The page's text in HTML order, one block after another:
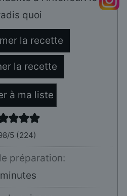
quoi
la recette
la recette
à ma liste
/5 (224)
préparation:
minutes
minutes